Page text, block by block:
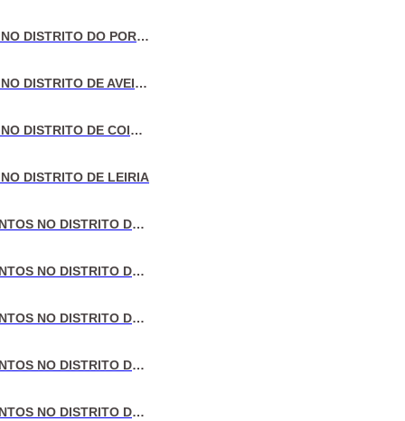
VENDA DE MORADIAS NO DISTRITO DO PORTO
VENDA DE MORADIAS NO DISTRITO DE AVEIRO
VENDA DE MORADIAS NO DISTRITO DE COIMBRA
DISTRITO DE LEIRIA
VENDA DE APARTAMENTOS NO DISTRITO DE LISBOA
VENDA DE APARTAMENTOS NO DISTRITO DO PORTO
VENDA DE APARTAMENTOS NO DISTRITO DE AVEIRO
VENDA DE APARTAMENTOS NO DISTRITO DE COIMBRA
VENDA DE APARTAMENTOS NO DISTRITO DE LEIRIA